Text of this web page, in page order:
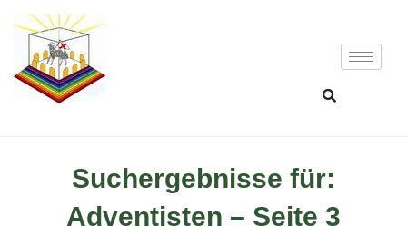
Suchergebnisse für:
Adventisten – Seite 3